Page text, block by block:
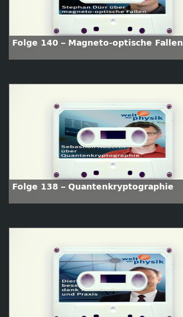
Folge 140 – Magneto-optische Fallen
Folge 138 – Quantenkryptographie